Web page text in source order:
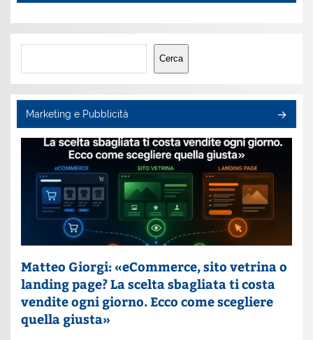
Cerca
Cerca
Marketing e Pubblicità
Matteo Giorgi: «eCommerce, sito vetrina o
landing page? La scelta sbagliata ti costa
vendite ogni giorno. Ecco come scegliere
quella giusta»